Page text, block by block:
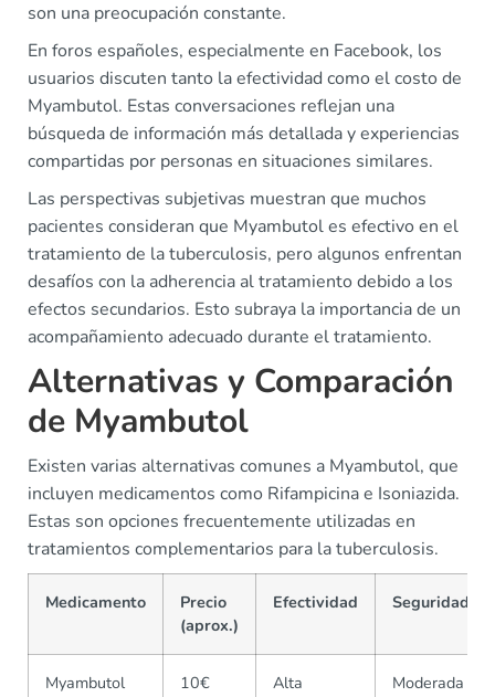
son una preocupación constante.
En foros españoles, especialmente en Facebook, los
usuarios discuten tanto la efectividad como el costo de
Myambutol. Estas conversaciones reflejan una
búsqueda de información más detallada y experiencias
compartidas por personas en situaciones similares.
Las perspectivas subjetivas muestran que muchos
pacientes consideran que Myambutol es efectivo en el
tratamiento de la tuberculosis, pero algunos enfrentan
desafíos con la adherencia al tratamiento debido a los
efectos secundarios. Esto subraya la importancia de un
acompañamiento adecuado durante el tratamiento.
Alternativas y Comparación
de Myambutol
Existen varias alternativas comunes a Myambutol, que
incluyen medicamentos como Rifampicina e Isoniazida.
Estas son opciones frecuentemente utilizadas en
tratamientos complementarios para la tuberculosis.
Medicamento
Precio
(aprox.)
Efectividad Seguridad
Myambutol 10€ Alta Moderada